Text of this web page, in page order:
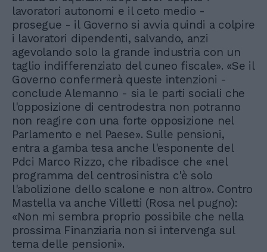
lavoratori autonomi e il ceto medio -
prosegue - il Governo si avvia quindi a colpire
i lavoratori dipendenti, salvando, anzi
agevolando solo la grande industria con un
taglio indifferenziato del cuneo fiscale». «Se il
Governo confermerà queste intenzioni -
conclude Alemanno - sia le parti sociali che
l'opposizione di centrodestra non potranno
non reagire con una forte opposizione nel
Parlamento e nel Paese». Sulle pensioni,
entra a gamba tesa anche l'esponente del
Pdci Marco Rizzo, che ribadisce che «nel
programma del centrosinistra c'è solo
l'abolizione dello scalone e non altro». Contro
Mastella va anche Villetti (Rosa nel pugno):
«Non mi sembra proprio possibile che nella
prossima Finanziaria non si intervenga sul
tema delle pensioni».